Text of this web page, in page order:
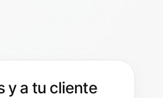
y a tu cliente